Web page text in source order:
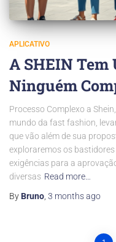
APLICATIVO
A SHEIN Tem
Ninguém
Processo Complexo a
mundo da fast fashion,
que vão além de sua
exploraremos os
exigências para a
diversas Read more…
By Bruno 3 monthsago